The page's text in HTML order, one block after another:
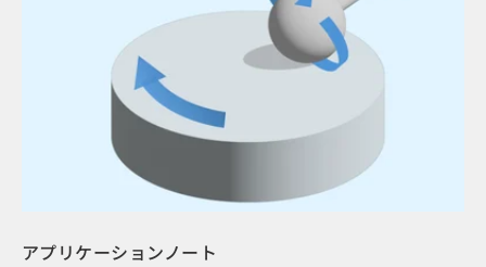
アプリケーションノート